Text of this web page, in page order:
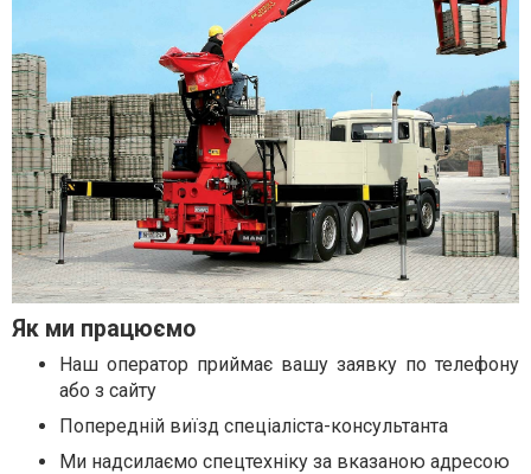
Як ми працюємо
Наш оператор приймає вашу заявку по телефону
або з сайту
Попередній виїзд спеціаліста-консультанта
Ми надсилаємо спецтехніку за вказаною адресою